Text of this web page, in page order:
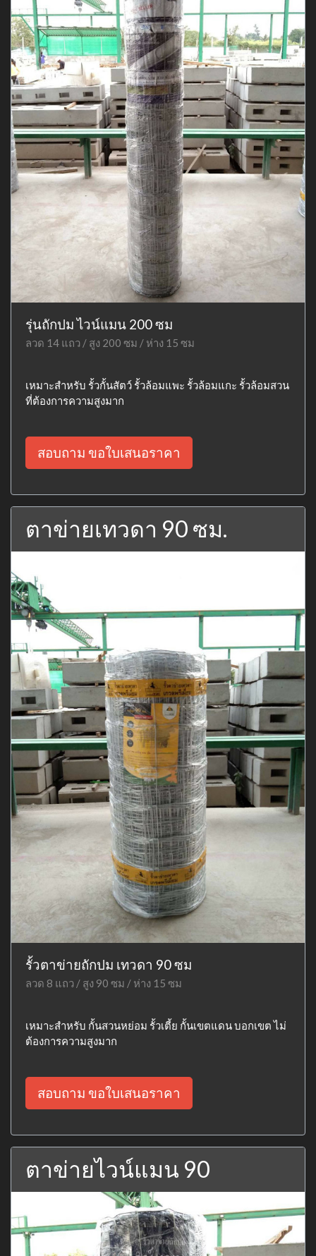
รุ่นถักปม ไวน์แมน 200 ซม
ลวด 14 แถว / สูง 200 ซม / ห่าง 15 ซม
เหมาะสำหรับ รั้วกั้นสัตว์ รั้วล้อมแพะ รั้วล้อมแกะ รั้วล้อมสวน
ที่ต้องการความสูงมาก
สอบถาม ขอใบเสนอราคา
ตาข่ายเทวดา 90 ซม.
รั้วตาข่ายถักปม เทวดา 90 ซม
ลวด 8 แถว / สูง 90 ซม / ห่าง 15 ซม
เหมาะสำหรับ กั้นสวนหย่อม รั้วเตี้ย กั้นเขตแดน บอกเขต ไม่
ต้องการความสูงมาก
สอบถาม ขอใบเสนอราคา
ตาข่ายไวน์แมน 90